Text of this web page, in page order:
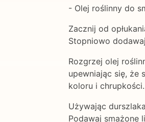
- Olej roślinny do
Zacznij od
Stopniowo
Rozgrzej olej
upewniając się, że
koloru i chrupkości.
Używając
Podawaj smażone